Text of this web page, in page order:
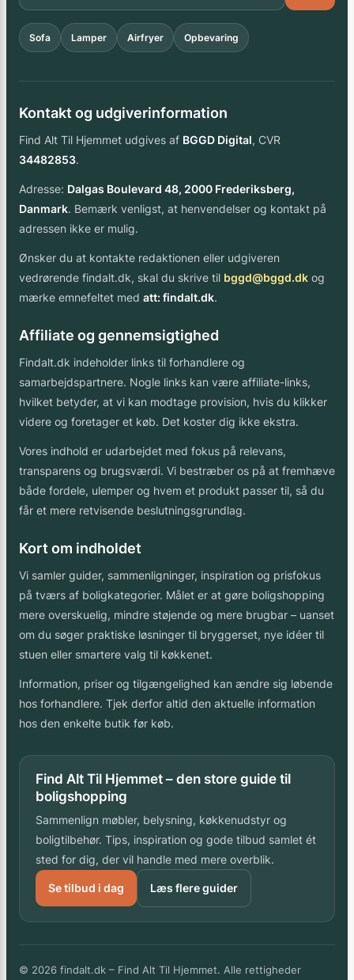
Sofa Lamper Airfryer Opbevaring
Kontakt og udgiverinformation
Find Alt Til Hjemmet udgives af BGGD Digital, CVR
34482853.
Adresse: Dalgas Boulevard 48, 2000 Frederiksberg,
Danmark. Bemærk venligst, at henvendelser og kontakt på
adressen ikke er mulig.
Ønsker du at kontakte redaktionen eller udgiveren
vedrørende findalt.dk, skal du skrive til bggd@bggd.dk og
mærke emnefeltet med att: findalt.dk.
Affiliate og gennemsigtighed
Findalt.dk indeholder links til forhandlere og
samarbejdspartnere. Nogle links kan være affiliate-links,
hvilket betyder, at vi kan modtage provision, hvis du klikker
videre og foretager et køb. Det koster dig ikke ekstra.
Vores indhold er udarbejdet med fokus på relevans,
transparens og brugsværdi. Vi bestræber os på at fremhæve
både fordele, ulemper og hvem et produkt passer til, så du
får et mere retvisende beslutningsgrundlag.
Kort om indholdet
Vi samler guider, sammenligninger, inspiration og prisfokus
på tværs af boligkategorier. Målet er at gøre boligshopping
mere overskuelig, mindre støjende og mere brugbar – uanset
om du søger praktiske løsninger til bryggerset, nye idéer til
stuen eller smartere valg til køkkenet.
Information, priser og tilgængelighed kan ændre sig løbende
hos forhandlere. Tjek derfor altid den aktuelle information
hos den enkelte butik før køb.
Find Alt Til Hjemmet – den store guide til
boligshopping
Sammenlign møbler, belysning, køkkenudstyr og
boligtilbehør. Tips, inspiration og gode tilbud samlet ét
sted for dig, der vil handle med mere overblik.
Se tilbud i dag Læs flere guider
© 2026 findalt.dk – Find Alt Til Hjemmet. Alle rettigheder